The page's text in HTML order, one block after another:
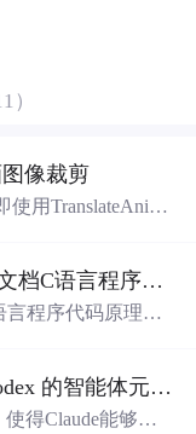
）
像裁剪
用TranslateAnima
画过程中图像被裁
，并通过修改Tra
stm32单片机项目资料课程设计文档C语言程序代码原理图电路PCB实例用单片机制作多路输入电压表
言程序代码原理图
Ruflo 适用于 Claude Code 和 Codex 的智能体元框架
得Claude能够自